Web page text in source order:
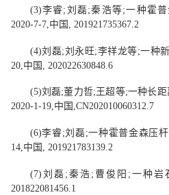
(3)李睿; 刘磊;秦浩等;一种霍
2020-7-7, 中国 , 201921735367.2
(4)刘磊;刘永旺;李祥龙等;一种
20, 中国 , 202022630848.6
(5)刘磊;董力哲; 王超等;一种长
2020-1-19,中国 ,CN202010060312.7
(6)李睿;刘磊;一种霍普金森压
14,中国 , 201921783139.2
(7) 刘磊 ; 秦浩 ; 曹俊阳 ; 一种岩
201822081456.1